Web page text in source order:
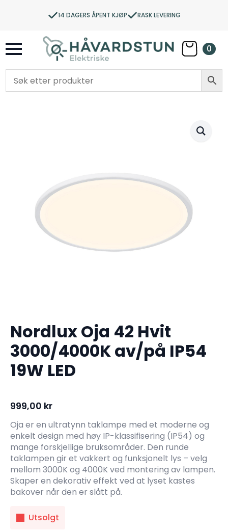
14 DAGERS ÅPENT KJØP RASK LEVERING
0
Nordlux Oja 42 Hvit
3000/4000K av/på IP54
19W LED
999,00 kr
Oja er en ultratynn taklampe med et moderne og
enkelt design med høy IP-klassifisering (IP54) og
mange forskjellige bruksområder. Den runde
taklampen gir et vakkert og funksjonelt lys – velg
mellom 3000K og 4000K ved montering av lampen.
Skaper en dekorativ effekt ved at lyset kastes
bakover når den er slått på.
Utsolgt